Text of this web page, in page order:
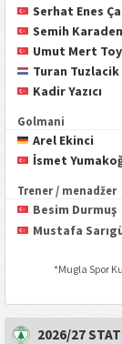
Serhat Enes
Semih
Umut Mert Toy
Turan Tuzlacik
Kadir Yazıcı
Golmani
Arel Ekinci
İsmet
Trener / menadžer
Besim Durmuş
Mustafa
*Mugla Spor
2026/27